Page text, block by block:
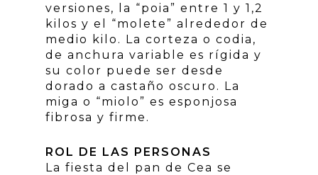
versiones, la “poia” entre 1 y 1,2
kilos y el “molete” alrededor de
medio kilo. La corteza o codia,
de anchura variable es rígida y
su color puede ser desde
dorado a castaño oscuro. La
miga o “miolo” es esponjosa
fibrosa y firme.
ROL DE LAS PERSONAS
La fiesta del pan de Cea se